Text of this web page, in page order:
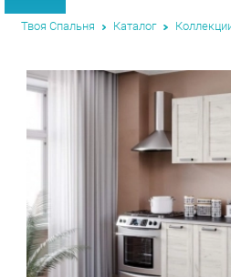
Твоя Спальня Каталог Коллекции